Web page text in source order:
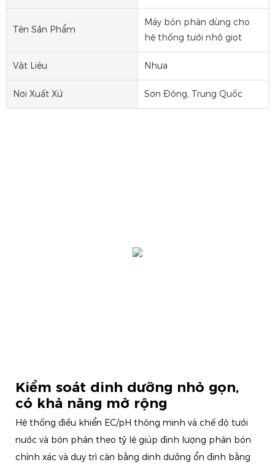
Tên Sản Phẩm
Máy bón phân dùng cho
hệ thống tưới nhỏ giọt
Vật Liệu Nhựa
Nơi Xuất Xứ Sơn Đông, Trung Quốc
Kiểm soát dinh dưỡng nhỏ gọn,
có khả năng mở rộng
Hệ thống điều khiển EC/pH thông minh và chế độ tưới
nước và bón phân theo tỷ lệ giúp định lượng phân bón
chính xác và duy trì cân bằng dinh dưỡng ổn định bằng